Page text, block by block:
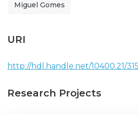
Miguel Gomes
URI
http://hdl.handle.net/10400.21/315
Research Projects